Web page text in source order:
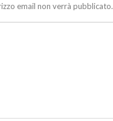
email non verrà pubblicato.